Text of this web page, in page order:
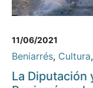
11/06/2021
Beniarrés, Cultura,
La Diputación